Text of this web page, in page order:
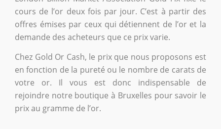
cours de l’or deux fois par jour. C’est à partir des
offres émises par ceux qui détiennent de l’or et la
demande des acheteurs que ce prix varie.
Chez Gold Or Cash, le prix que nous proposons est
en fonction de la pureté ou le nombre de carats de
votre or. Il vous est donc indispensable de
rejoindre notre boutique à Bruxelles pour savoir le
prix au gramme de l’or.